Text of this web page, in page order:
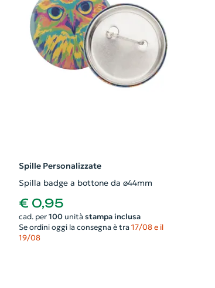
Spille Personalizzate
Spilla badge a bottone da ø44mm
€ 0,95
cad. per 100unità stampa inclusa
Se ordini oggi la consegna è tra 17/08 e il
19/08